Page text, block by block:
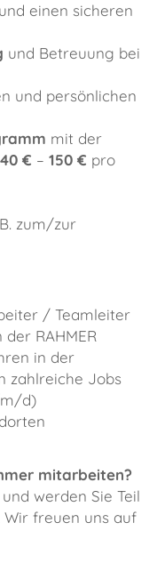
und einen sicheren
und Betreuung bei
und persönlichen
mit der
40 € – 150 € pro
zum/zur
/ Teamleiter
RAHMER
in der
zahlreiche Jobs
d)
mitarbeiten?
werden Sie Teil
freuen uns auf